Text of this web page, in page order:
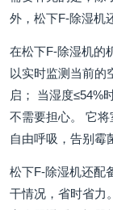
外，松下F-除湿机
在松下F-除湿机的
以实时监测当前的
启； 当湿度≤54%
不需要担心。 它
自由呼吸，告别霉
松下F-除湿机还配
干情况，省时省力